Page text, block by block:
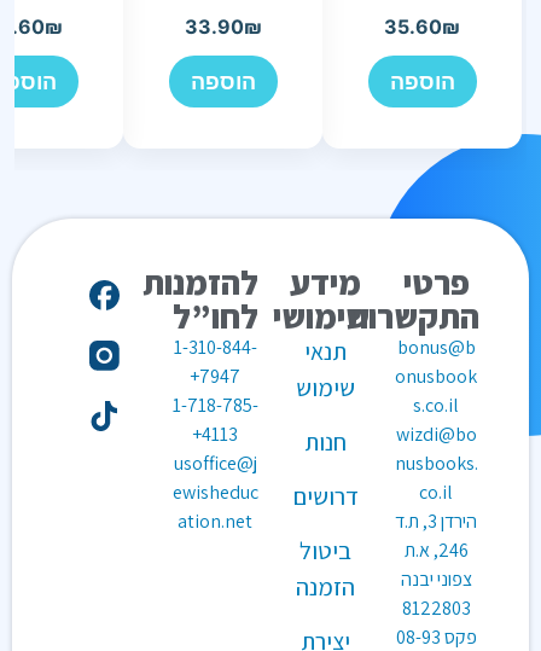
35.60₪
הוספה
33.90₪
הוספה
₪
פרטי
התקשרות
bonus@b
onusbook
s.co.il
wizdi@bo
nusbooks.
co.il
הירדן 3, ת.ד
246, א.ת
צפוני יבנה
8122803
פקס08-93
מידע
שימושי
תנאי
שימוש
חנות
דרושים
ביטול
הזמנה
יצירת
להזמנות
לחו”ל
1-310-844-
7947+
1-718-785-
4113+
usoffice@j
ewisheduc
ation.net